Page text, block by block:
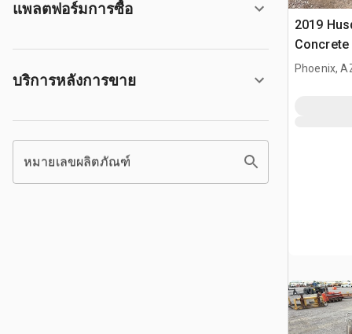
แพลตฟอร์มการซื้อ
บริการหลังการขาย
หมายเลขผลิตภัณฑ์
2019
Concrete
Phoenix,